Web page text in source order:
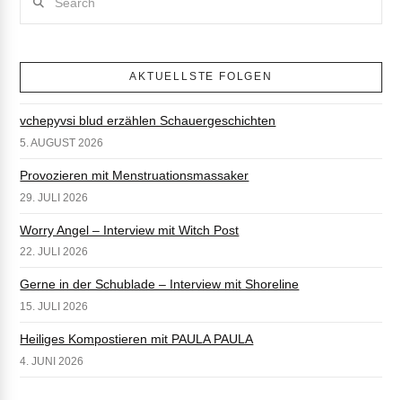
AKTUELLSTE FOLGEN
vchepyvsi blud erzählen Schauergeschichten
5. AUGUST 2026
Provozieren mit Menstruationsmassaker
29. JULI 2026
Worry Angel – Interview mit Witch Post
22. JULI 2026
Gerne in der Schublade – Interview mit Shoreline
15. JULI 2026
Heiliges Kompostieren mit PAULA PAULA
4. JUNI 2026